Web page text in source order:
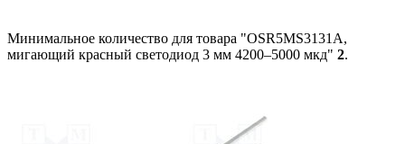
Минимальное количество для товара "OSR5MS3131A,
мигающий красный светодиод 3 мм 4200–5000 мкд" 2.